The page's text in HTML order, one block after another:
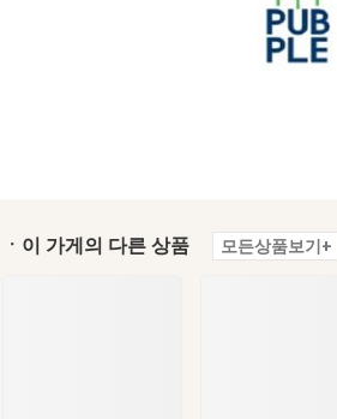
ㆍ이 가게의 다른 상품 모든상품보기+